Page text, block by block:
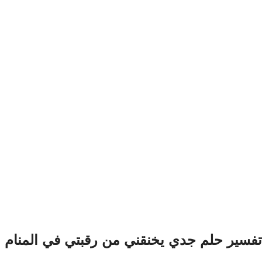
تفسير حلم جدي يخنقني من رقبتي في المنام